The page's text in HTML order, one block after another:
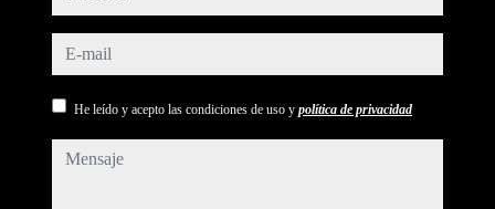
e-mail
He leído y acepto las condiciones de uso y política de privacidad
mensaje